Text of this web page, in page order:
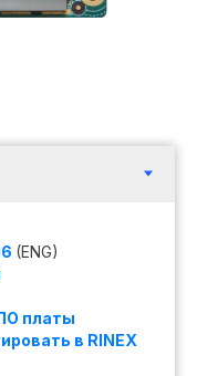
(ENG)
платы
в RINEX